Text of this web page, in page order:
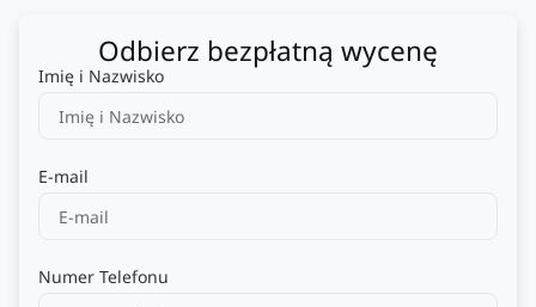
Odbierz bezpłatną wycenę
Imię i Nazwisko
E-mail
Numer Telefonu